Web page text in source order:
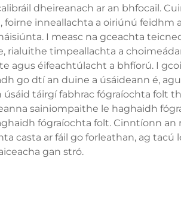
dheireanach ar an bhfocail.
inneallachta a oiriúnú
I measc na gceachta
timpeallachta a
agus éifeachtúlacht a bhfíorú. I
go dtí an duine a úsáideann é,
táirgí fabhrac fógraíochta folt
sainiompaithe le haghaidh
fógraíochta folt. Cinntíonn an
ar fáil go forleathan, ag tacú
gan stró.